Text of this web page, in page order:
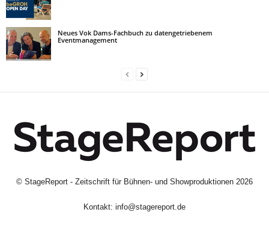
Neues Vok Dams-Fachbuch zu datengetriebenem
Eventmanagement
© StageReport - Zeitschrift für Bühnen- und Showproduktionen 2026
Kontakt: info@stagereport.de